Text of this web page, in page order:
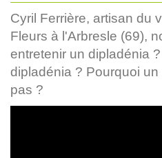
Cyril Ferrière, artisan du
Fleurs à l'Arbresle (69),
entretenir un dipladénia
dipladénia ? Pourquoi
pas ?